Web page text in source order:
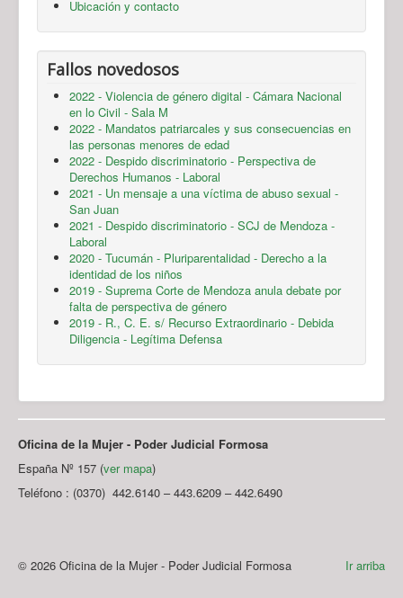
Ubicación y contacto
Fallos novedosos
2022 - Violencia de género digital - Cámara Nacional
en lo Civil - Sala M
2022 - Mandatos patriarcales y sus consecuencias en
las personas menores de edad
2022 - Despido discriminatorio - Perspectiva de
Derechos Humanos - Laboral
2021 - Un mensaje a una víctima de abuso sexual -
San Juan
2021 - Despido discriminatorio - SCJ de Mendoza -
Laboral
2020 - Tucumán - Pluriparentalidad - Derecho a la
identidad de los niños
2019 - Suprema Corte de Mendoza anula debate por
falta de perspectiva de género
2019 - R., C. E. s/ Recurso Extraordinario - Debida
Diligencia - Legítima Defensa
Oficina de la Mujer - Poder Judicial Formosa
España Nº 157 (ver mapa)
Teléfono : (0370) 442.6140 – 443.6209 – 442.6490
Ir arriba
© 2026 Oficina de la Mujer - Poder Judicial Formosa